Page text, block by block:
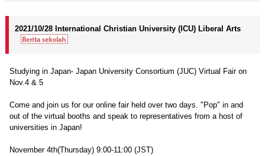
2021/10/28 International Christian University (ICU) Liberal Arts
Studying in Japan- Japan University Consortium (JUC) Virtual Fair on
Nov.4 & 5
Come and join us for our online fair held over two days. "Pop" in and
out of the virtual booths and speak to representatives from a host of
universities in Japan!
November 4th(Thursday) 9:00-11:00 (JST)